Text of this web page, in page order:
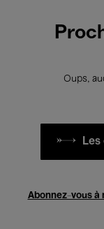
Oups,
Abonnez-vous